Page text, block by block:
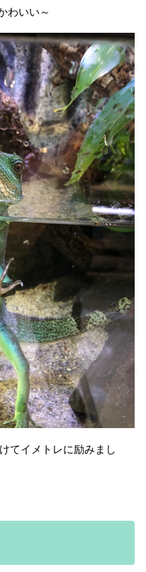
わいい～
てイメトレに励みまし